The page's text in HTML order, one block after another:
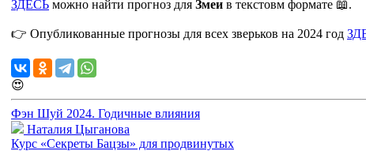
ЗДЕСЬ можно найти прогноз для Змеи в текстовм формате 📖.
👉 Опубликованные прогнозы для всех зверьков на 2024 год
😍
Фэн Шуй 2024. Годичные влияния
Наталия Цыганова
Курс «Секреты Бацзы» для продвинутых